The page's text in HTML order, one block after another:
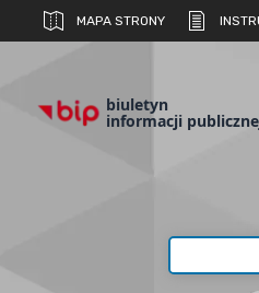
MAPA STRONY
biuletyn
informacji